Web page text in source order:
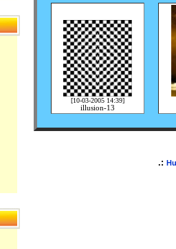
[10-03-2005 14:39]
illusion-13
.: